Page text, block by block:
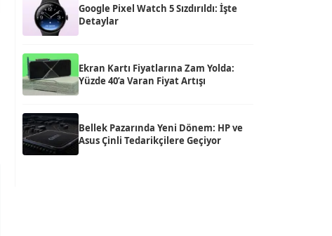
Google Pixel Watch 5 Sızdırıldı: İşte
Detaylar
Ekran Kartı Fiyatlarına Zam Yolda:
Yüzde 40’a Varan Fiyat Artışı
Bellek Pazarında Yeni Dönem: HP ve
Asus Çinli Tedarikçilere Geçiyor